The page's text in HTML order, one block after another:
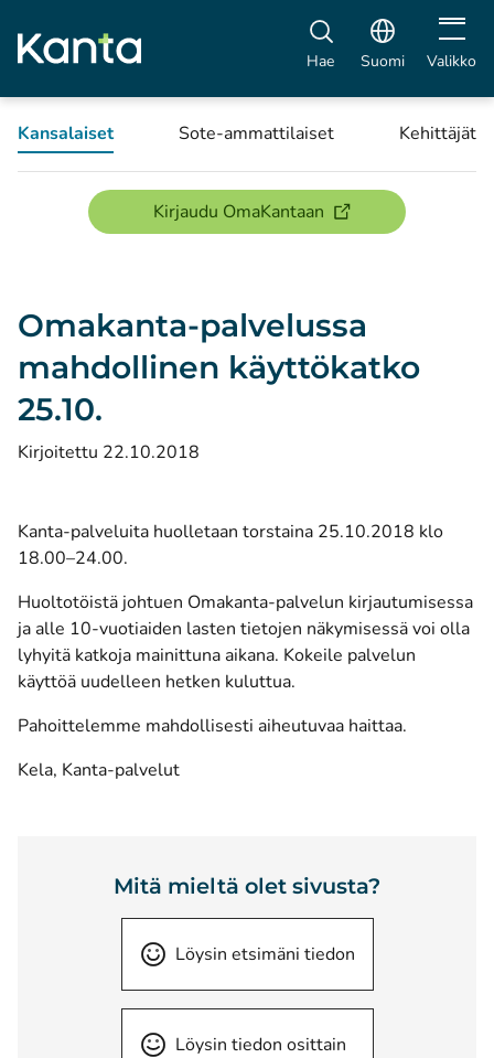
Hae Suomi Avaa
Valikko
Kansalaiset Sote-ammattilaiset Kehittäjät
Kirjaudu OmaKantaan(avautuu uuteen
Omakanta-palvelussa
mahdollinen käyttökatko
25.10.
Kirjoitettu 22.10.2018
Kanta-palveluita huolletaan torstaina 25.10.2018 klo
18.00–24.00.
Huoltotöistä johtuen Omakanta-palvelun kirjautumisessa
ja alle 10-vuotiaiden lasten tietojen näkymisessä voi olla
lyhyitä katkoja mainittuna aikana. Kokeile palvelun
käyttöä uudelleen hetken kuluttua.
Pahoittelemme mahdollisesti aiheutuvaa haittaa.
Kela, Kanta-palvelut
Mitä mieltä olet sivusta?
Löysin etsimäni tiedon
Löysin tiedon osittain